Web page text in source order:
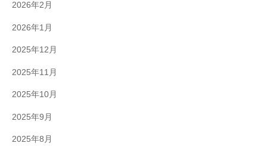
2026年2月
2026年1月
2025年12月
2025年11月
2025年10月
2025年9月
2025年8月